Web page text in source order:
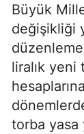
Büyük
değişikliği
liralık yeni
torba